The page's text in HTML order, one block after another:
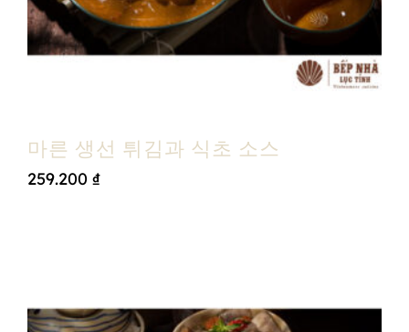
마른 생선 튀김과 식초 소스
259.200 ₫